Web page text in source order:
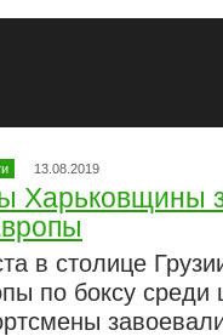
13.08.2019
Харьковщины
в столице
по боксу среди